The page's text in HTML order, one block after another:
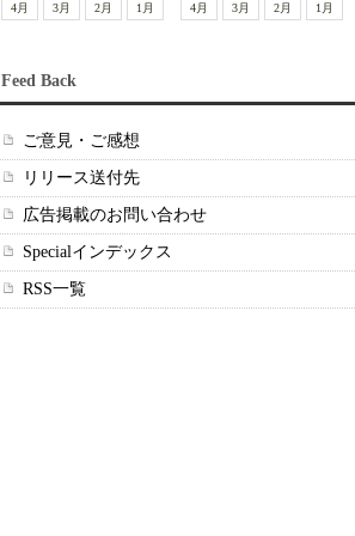
4月
3月 2月 1月
4月
3月 2月 1月
Feed Back
ご意見・ご感想
リリース送付先
広告掲載のお問い合わせ
Specialインデックス
RSS一覧